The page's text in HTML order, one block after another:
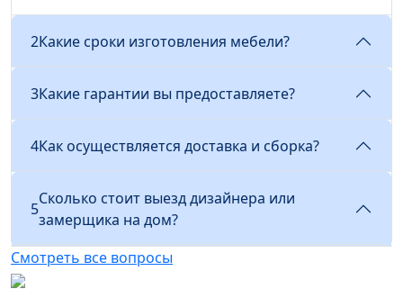
2Какие сроки изготовления мебели?
3Какие гарантии вы предоставляете?
4Как осуществляется доставка и сборка?
5
Сколько стоит выезд дизайнера или
замерщика на дом?
Смотреть все вопросы